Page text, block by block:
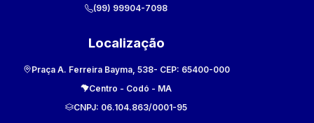
(99) 99904-7098
Localização
Praça A. Ferreira Bayma, 538- CEP: 65400-000
Centro - Codó - MA
CNPJ: 06.104.863/0001-95